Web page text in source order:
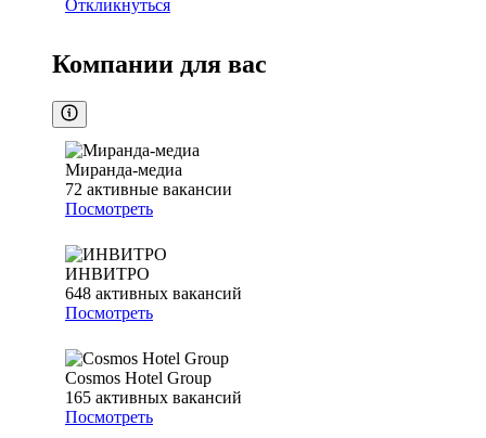
Откликнуться
Компании для вас
Миранда-медиа
72 активные вакансии
Посмотреть
ИНВИТРО
648 активных вакансий
Посмотреть
Cosmos Hotel Group
165 активных вакансий
Посмотреть